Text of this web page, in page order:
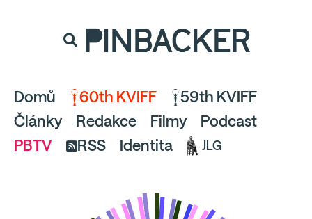
a pusťte se do čtení.
PINBACKER
Domů 60th KVIFF
59th KVIFF
Články
Redakce Filmy
Podcast
PBTV
RSS Identita JLG